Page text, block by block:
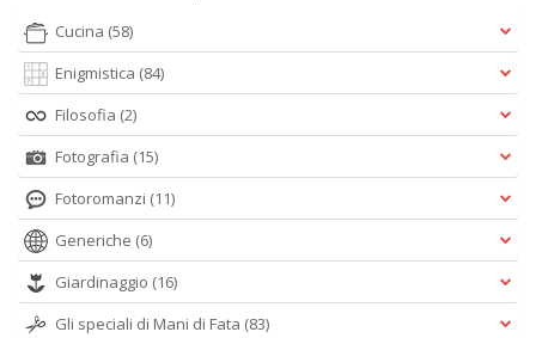
Cucina (58)
Enigmistica (84)
Filosofia (2)
Fotografia (15)
Fotoromanzi (11)
Generiche (6)
Giardinaggio (16)
Gli speciali di Mani di Fata (83)